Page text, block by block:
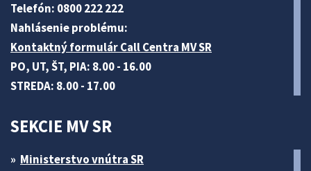
Telefón: 0800 222 222
Nahlásenie problému:
Kontaktný formulár Call Centra MV SR
PO, UT, ŠT, PIA: 8.00 - 16.00
STREDA: 8.00 - 17.00
SEKCIE MV SR
Ministerstvo vnútra SR